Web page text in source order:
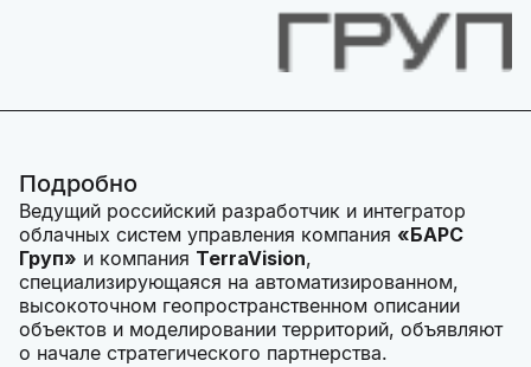
Подробно
Ведущий российский разработчик и интегратор
облачных систем управления компания «БАРС
Груп» и компания TerraVision,
специализирующаяся на автоматизированном,
высокоточном геопространственном описании
объектов и моделировании территорий, объявляют
о начале стратегического партнерства.